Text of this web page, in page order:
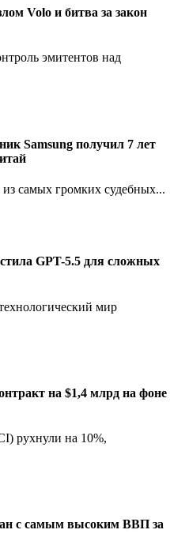
Volo и битва за закон
эмитентов над
Samsung получил 7 лет
самых громких судебных...
GPT-5.5 для сложных
мир
на $1,4 млрд на фоне
рухнули на 10%,
с самым высоким ВВП за